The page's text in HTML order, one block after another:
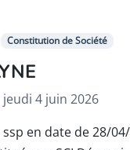
Constitution de Société
jeudi 4 juin 2026
en date de 28/